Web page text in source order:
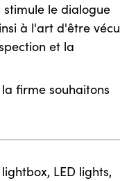
stimule le dialogue
à l'art d'être vécu
et la
firme souhaitons
LED lights,